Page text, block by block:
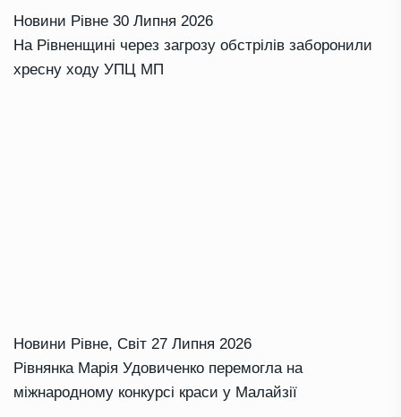
Новини Рівне 30 Липня 2026
На Рівненщині через загрозу обстрілів заборонили
хресну ходу УПЦ МП
Новини Рівне, Світ 27 Липня 2026
Рівнянка Марія Удовиченко перемогла на
міжнародному конкурсі краси у Малайзії